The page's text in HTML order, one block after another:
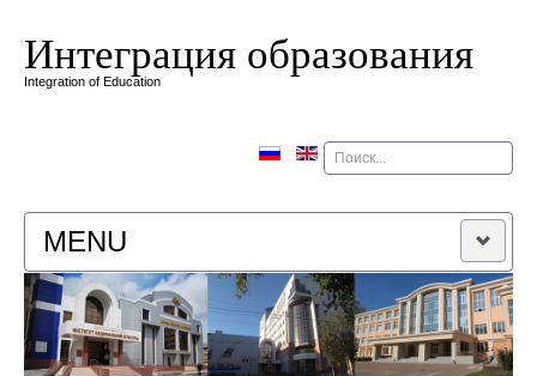
Интеграция образования
Integration of Education
Поиск
MENU
ГЛАВНАЯ
РЕДАКЦИОННАЯ КОЛЛЕГИЯ